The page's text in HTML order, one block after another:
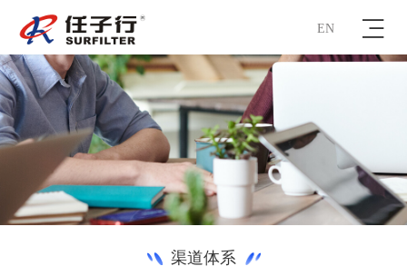
EN
渠道体系